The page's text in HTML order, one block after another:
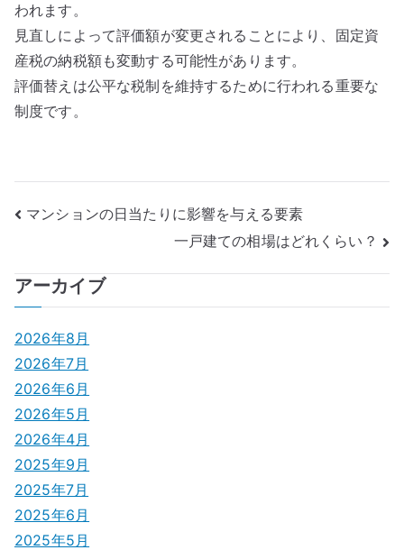
われます。
見直しによって評価額が変更されることにより、固定資
産税の納税額も変動する可能性があります。
評価替えは公平な税制を維持するために行われる重要な
制度です。
投
ナ
ビ
ゲ
ー
シ
ョ
ン
マンションの日当たりに影響を与える要素
一戸建ての相場はどれくらい？
アーカイブ
2026年8月
2026年7月
2026年6月
2026年5月
2026年4月
2025年9月
2025年7月
2025年6月
2025年5月